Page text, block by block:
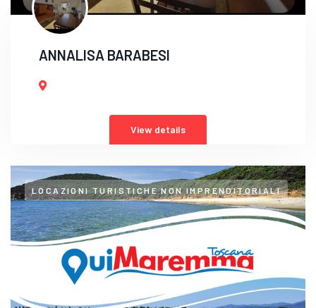
ANNALISA BARABESI
View details
LOCAZIONI TURISTICHE NON IMPRENDITORIALI